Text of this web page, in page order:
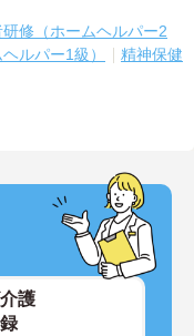
修（ホームヘルパー2
ルパー1級）
精神保健
護